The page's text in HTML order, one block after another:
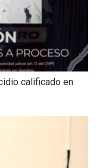
calificado en